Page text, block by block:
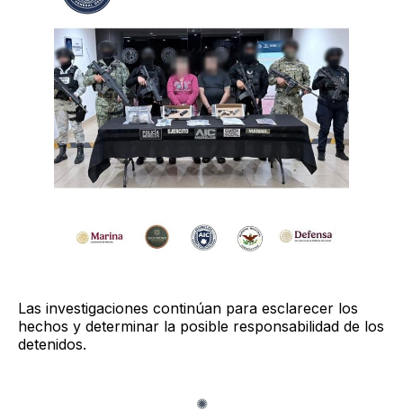
Las investigaciones continúan para esclarecer los
hechos y determinar la posible responsabilidad de los
detenidos.